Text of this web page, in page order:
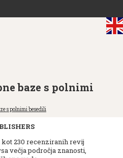
navigation
baze s polnimi
s polnimi besedili
kot 230 recenziranih revij
večja področja znanosti,